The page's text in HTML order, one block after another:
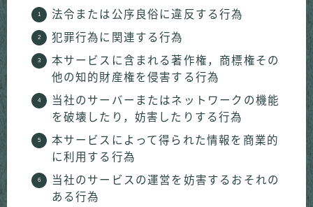
法令または公序良俗に違反する行為
犯罪行為に関連する行為
本サービスに含まれる著作権，商標権その
他の知的財産権を侵害する行為
当社のサーバーまたはネットワークの機能
を破壊したり，妨害したりする行為
本サービスによって得られた情報を商業的
に利用する行為
当社のサービスの運営を妨害するおそれの
ある行為